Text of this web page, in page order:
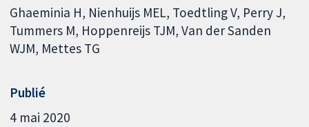
Ghaeminia H Nienhuijs MEL Toedtling V Perry J
Tummers M Hoppenreijs TJM Van der Sanden
WJM Mettes TG
Publié
4 mai 2020